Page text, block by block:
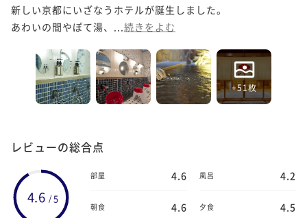
新しい京都にいざなうホテルが誕生しました。
​​あわいの間やぽて湯、... 続きをよむ
+51枚
レビューの総合点
4.6 /5
部屋 4.6 風呂 4.2
朝食 4.6 夕食 4.5